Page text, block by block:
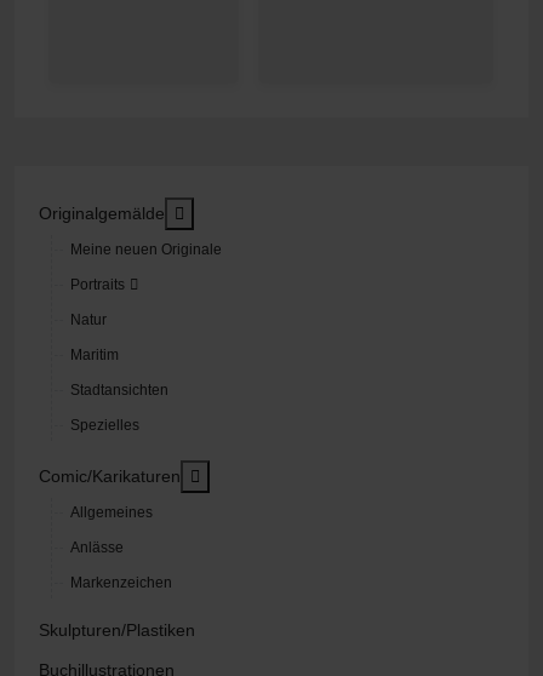
Originalgemälde
Meine neuen Originale
Portraits
Natur
Maritim
Stadtansichten
Spezielles
Comic/Karikaturen
Allgemeines
Anlässe
Markenzeichen
Skulpturen/Plastiken
Buchillustrationen